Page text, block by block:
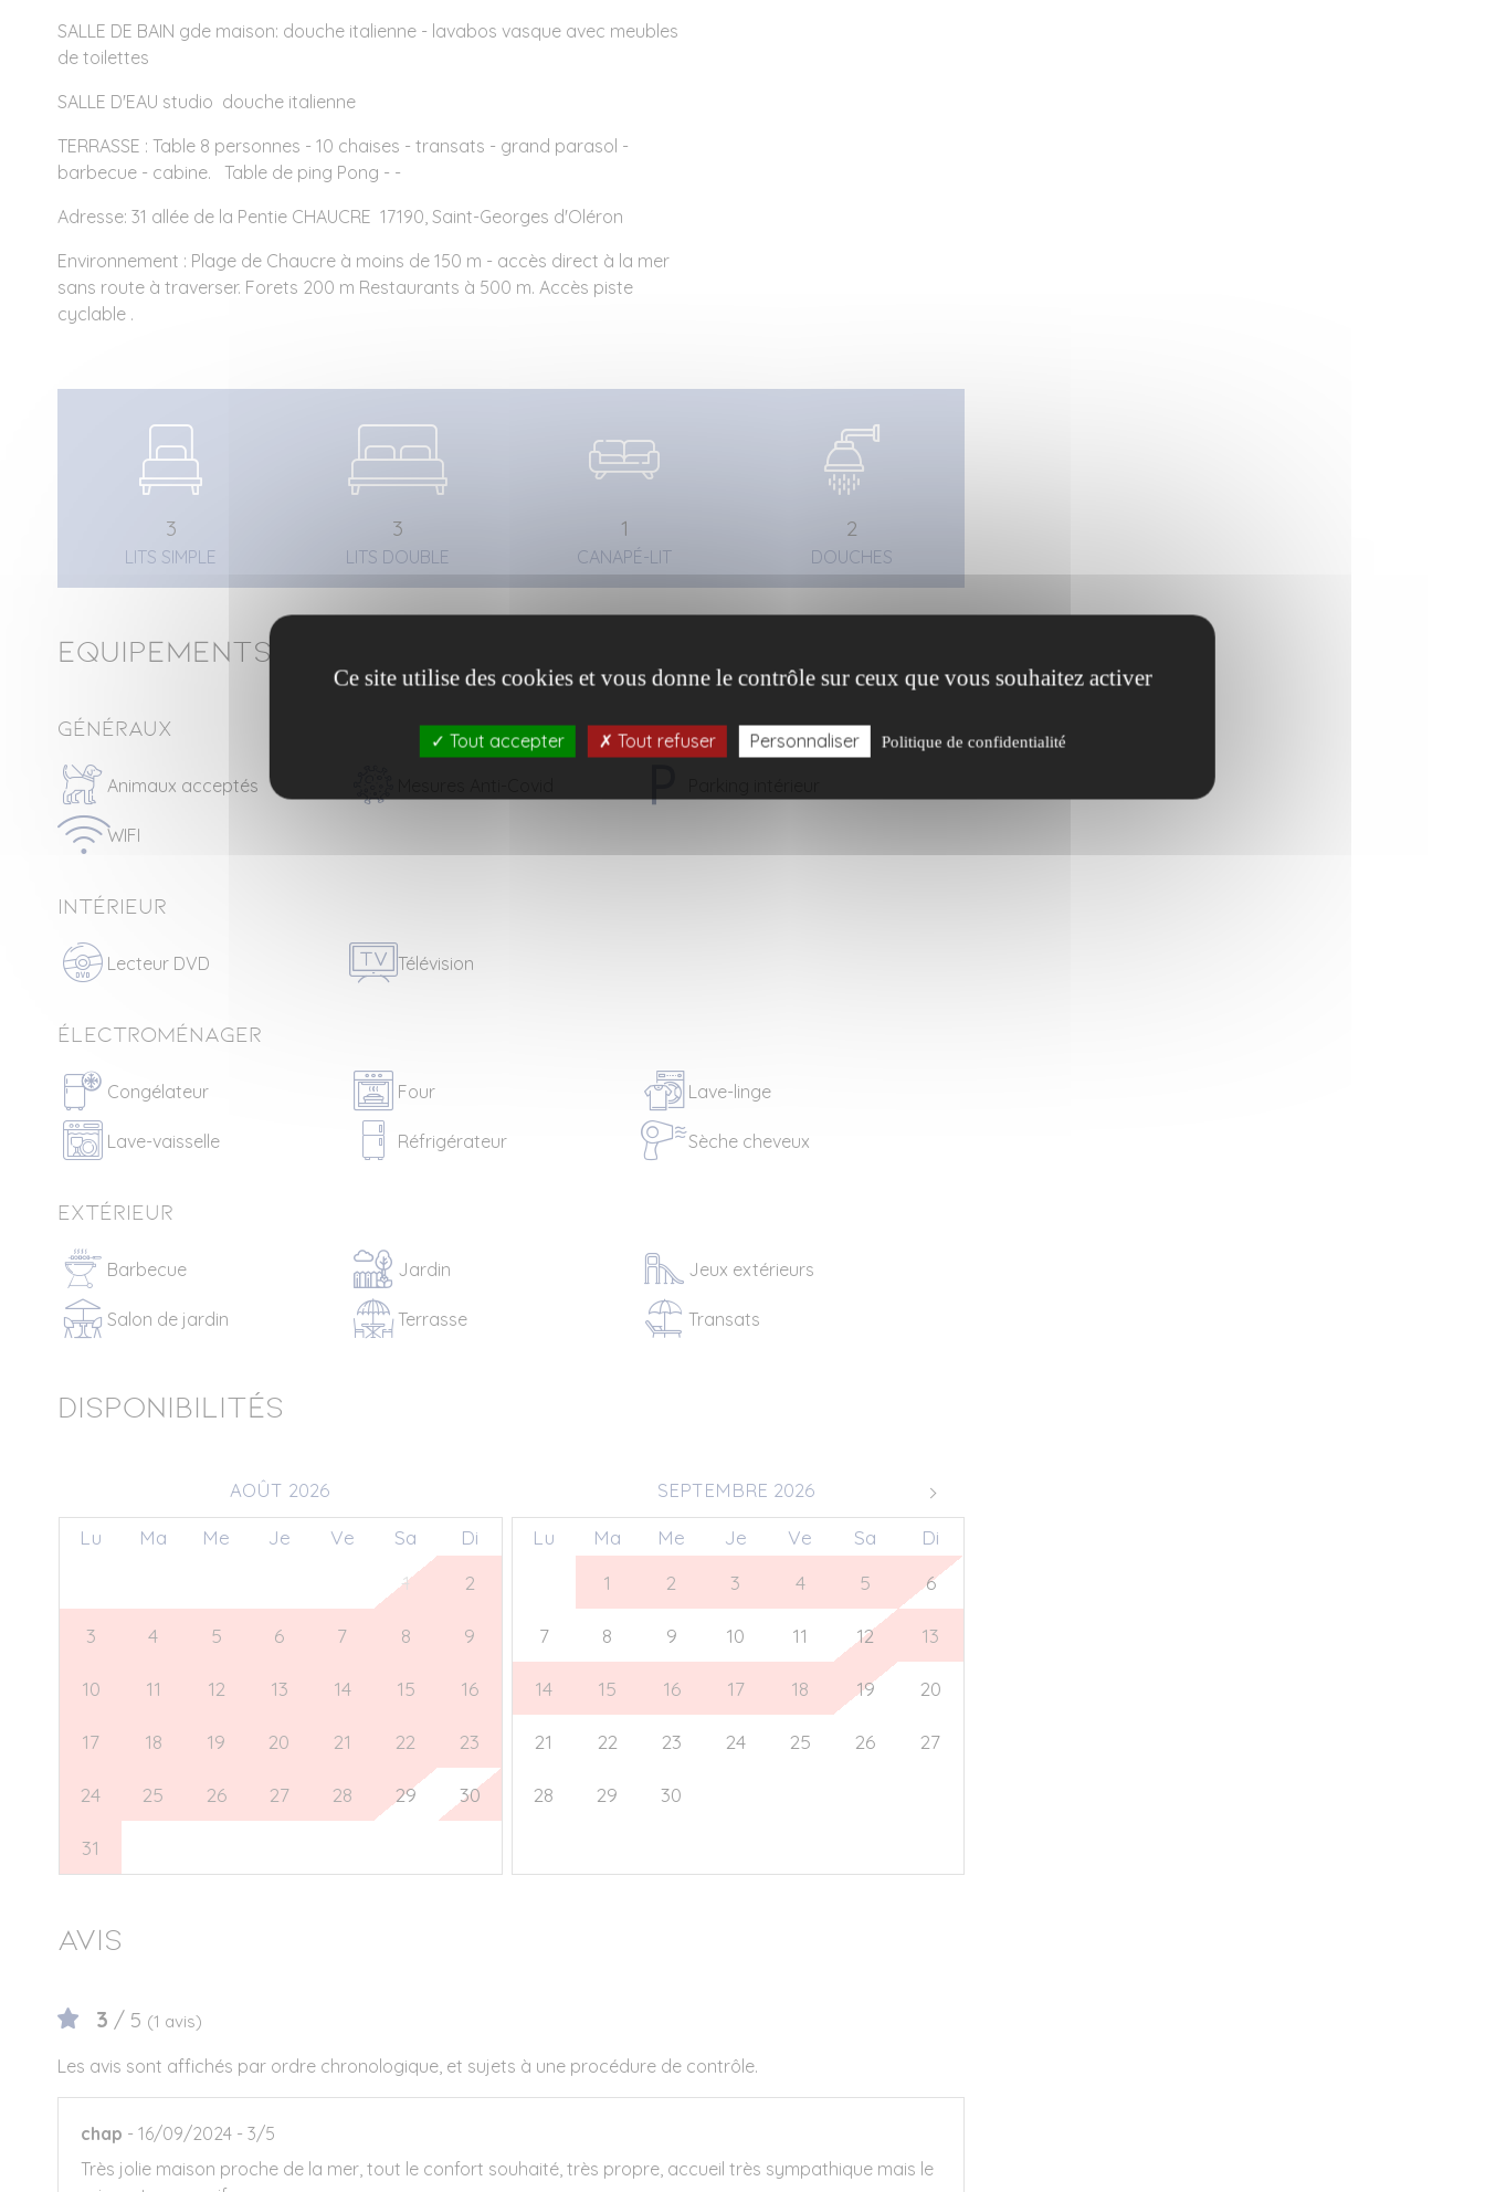
SALLE DE BAIN gde maison: douche italienne - lavabos vasque avec meubles
de toilettes
SALLE D'EAU studio douche italienne
TERRASSE : Table 8 personnes - 10 chaises - transats - grand parasol -
barbecue - cabine. Table de ping Pong - -
Adresse: 31 allée de la Pentie CHAUCRE 17190, Saint-Georges d'Oléron
Environnement : Plage de Chaucre à moins de 150 m - accès direct à la mer
sans route à traverser. Forets 200 m Restaurants à 500 m. Accès piste
cyclable .
3
LITS SIMPLE
3
LITS DOUBLE
1
CANAPÉ-LIT
2
DOUCHES
Equipements
Généraux
Animaux acceptés
WIFI
Intérieur
Lecteur DVD Télévision
Électroménager
Congélateur Four Lave-linge
Lave-vaisselle Réfrigérateur Sèche cheveux
Extérieur
Barbecue Jardin Jeux extérieurs
Salon de jardin Terrasse Transats
Disponibilités
AOÛT 2026
Lu Ma Me Je Ve Sa
Di
1 2
3 4 5 6 7 8 9
10 11 12 13 14 15 16
17 18 19 20 21 22 23
24 25 26 27 28 29 30
31
SEPTEMBRE 2026
Lu Ma Me Je Ve Sa
Di
1 2 3 4 5 6
7 8 9 10 11 12 13
14 15 16 17 18 19 20
21 22 23 24 25 26 27
28 29 30
Avis
3 / 5 (1 avis)
Les avis sont affichés par ordre chronologique, et sujets à une procédure de contrôle.
chap 16/09/2024
3/5
Très jolie maison proche de la mer, tout le confort souhaité, très propre, accueil très sympathique mais le
Ce site utilise des cookies et vous donne le contrôle sur ceux que vous souhaitez activer
Tout accepter Tout refuser Personnaliser Politique de confidentialité